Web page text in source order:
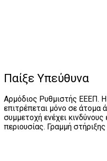
Παίξε Υπεύθυνα
Αρμόδιος Ρυθμιστής ΕΕΕΠ.
επιτρέπεται μόνο σε
συμμετοχή ενέχει
περιουσίας. Γραμμή